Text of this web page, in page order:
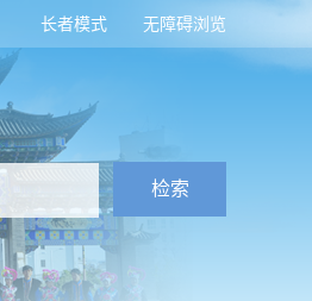
无障碍浏览
长者模式